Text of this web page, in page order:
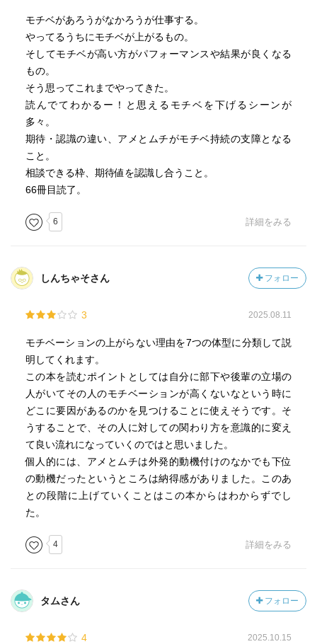
こっちの伝え方で子供にも伝えたいと思います
モチベがあろうがなかろうが仕事する。
やってるうちにモチベが上がるもの。
そしてモチベが高い方がパフォーマンスや結果が良くなる
もの。
そう思ってこれまでやってきた。
読んでてわかるー！と思えるモチベを下げるシーンが
多々。
期待・認識の違い、アメとムチがモチベ持続の支障となる
こと。
相談できる枠、期待値を認識し合うこと。
66冊目読了。
6 詳細をみる
しんちゃそさん フォロー
3 2025.08.11
モチベーションの上がらない理由を7つの体型に分類して説
明してくれます。
この本を読むポイントとしては自分に部下や後輩の立場の
人がいてその人のモチベーションが高くないなという時に
どこに要因があるのかを見つけることに使えそうです。そ
うすることで、その人に対しての関わり方を意識的に変え
て良い流れになっていくのではと思いました。
個人的には、アメとムチは外発的動機付けのなかでも下位
の動機だったというところは納得感がありました。このあ
との段階に上げていくことはこの本からはわからずでし
た。
4 詳細をみる
タムさん フォロー
4 2025.10.15